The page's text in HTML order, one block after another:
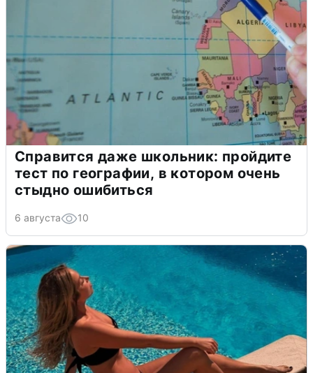
Справится даже школьник: пройдите
тест по географии, в котором очень
стыдно ошибиться
6 августа 10